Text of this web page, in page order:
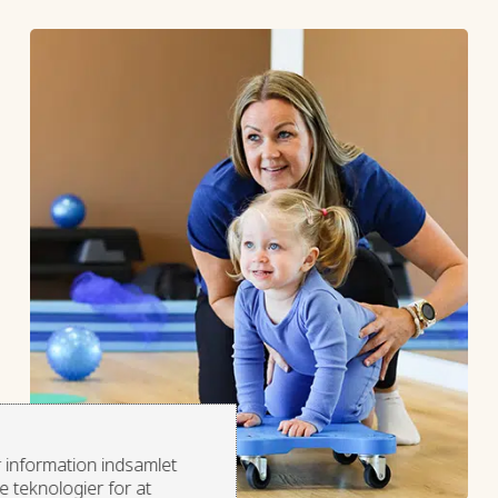
indsamlet
teknologier for at